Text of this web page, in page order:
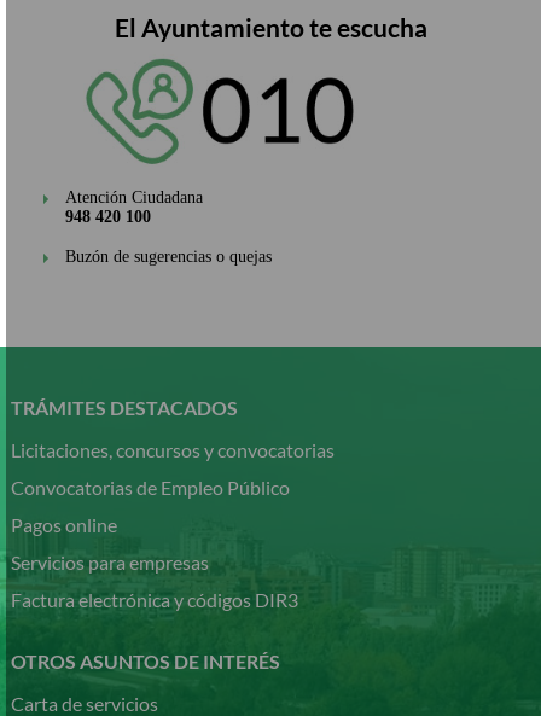
El Ayuntamiento te escucha
Atención Ciudadana
948 420 100
Buzón de sugerencias o quejas
contenido
TRÁMITES DESTACADOS
Licitaciones, concursos y convocatorias
Convocatorias de Empleo Público
Pagos online
Servicios para empresas
Factura electrónica y códigos DIR3
OTROS ASUNTOS DE INTERÉS
Carta de servicios